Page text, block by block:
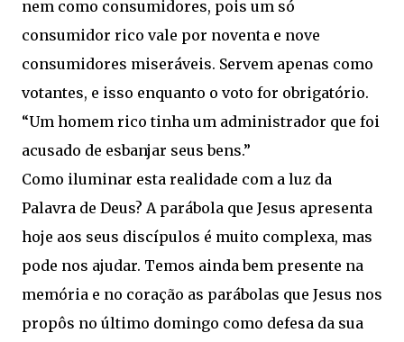
nem como consumidores, pois um só
consumidor rico vale por noventa e nove
consumidores miseráveis. Servem apenas como
votantes, e isso enquanto o voto for obrigatório.
“Um homem rico tinha um administrador que foi
acusado de esbanjar seus bens.”
Como iluminar esta realidade com a luz da
Palavra de Deus? A parábola que Jesus apresenta
hoje aos seus discípulos é muito complexa, mas
pode nos ajudar. Temos ainda bem presente na
memória e no coração as parábolas que Jesus nos
propôs no último domingo como defesa da sua